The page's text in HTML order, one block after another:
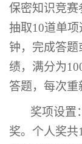
保密知识竞
抽取10道单
钟，完成答
绩，满分为
答题，每次重
奖项设置：
奖。个人奖共